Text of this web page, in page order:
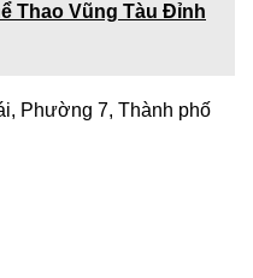
Thao Vũng Tàu Đỉnh
Phường 7, Thành phố